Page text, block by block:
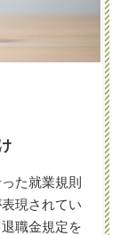
た就業規則
現されてい
職金規定を